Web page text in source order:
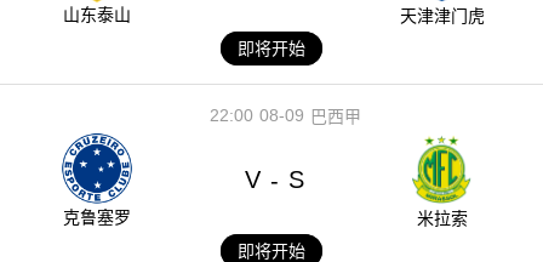
山东泰山
天津津门虎
即将开始
08-09
22:00 巴西甲
克鲁塞罗
V - S
米拉索
即将开始